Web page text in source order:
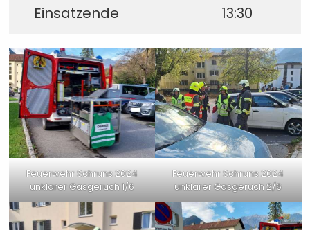
Einsatzende
13:30
Feuerwehr Schruns 2024
unklarer Gasgeruch 1/6
Feuerwehr Schruns 2024
unklarer Gasgeruch 2/6